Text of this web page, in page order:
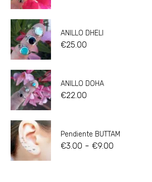
ANILLO DHELI
€25.00
ANILLO DOHA
€22.00
Pendiente BUTTAM
€3.00 - €9.00